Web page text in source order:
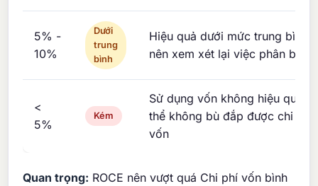
5% -
10%
Dưới
trung
bình
Hiệu quả dưới mức trung bình;
nên xem xét lại việc phân bổ
<
5%
Kém
Sử dụng vốn không hiệu quả;
thể không bù đắp được chi phí
vốn
Quan trọng: ROCE nên vượt quá Chi phí vốn bình